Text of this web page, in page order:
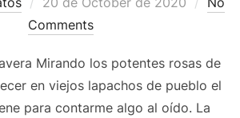
Comments
Mirando los potentes rosas de
en viejos lapachos de pueblo el
para contarme algo al oído. La